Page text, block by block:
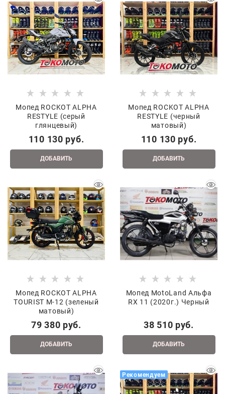
Мопед ROCKOT ALPHA
RESTYLE (серый
глянцевый)
110 130 руб.
ДОБАВИТЬ
Мопед ROCKOT ALPHA
RESTYLE (черный
матовый)
110 130 руб.
ДОБАВИТЬ
Мопед ROCKOT ALPHA
TOURIST M-12 (зеленый
матовый)
79 380 руб.
ДОБАВИТЬ
Мопед MotoLand Альфа
RX 11 (2020г.) Черный
38 510 руб.
ДОБАВИТЬ
Рекомендуем